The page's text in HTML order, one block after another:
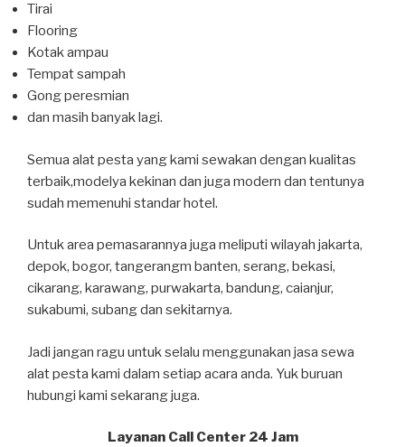
Tirai
Flooring
Kotak ampau
Tempat sampah
Gong peresmian
dan masih banyak lagi.
Semua alat pesta yang kami sewakan dengan kualitas
terbaik,modelya kekinan dan juga modern dan tentunya
sudah memenuhi standar hotel.
Untuk area pemasarannya juga meliputi wilayah jakarta,
depok, bogor, tangerangm banten, serang, bekasi,
cikarang, karawang, purwakarta, bandung, caianjur,
sukabumi, subang dan sekitarnya.
Jadi jangan ragu untuk selalu menggunakan jasa sewa
alat pesta kami dalam setiap acara anda. Yuk buruan
hubungi kami sekarang juga.
Layanan Call Center 24 Jam